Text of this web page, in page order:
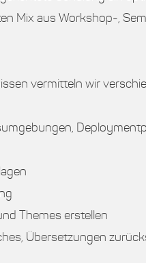
Mix aus Workshop-,
vermitteln wir
Themes erstellen
Übersetzungen